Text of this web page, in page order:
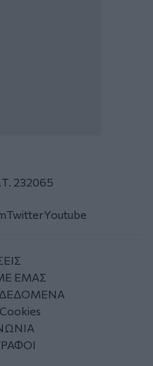
232065
TwitterYoutube
ΕΜΑΣ